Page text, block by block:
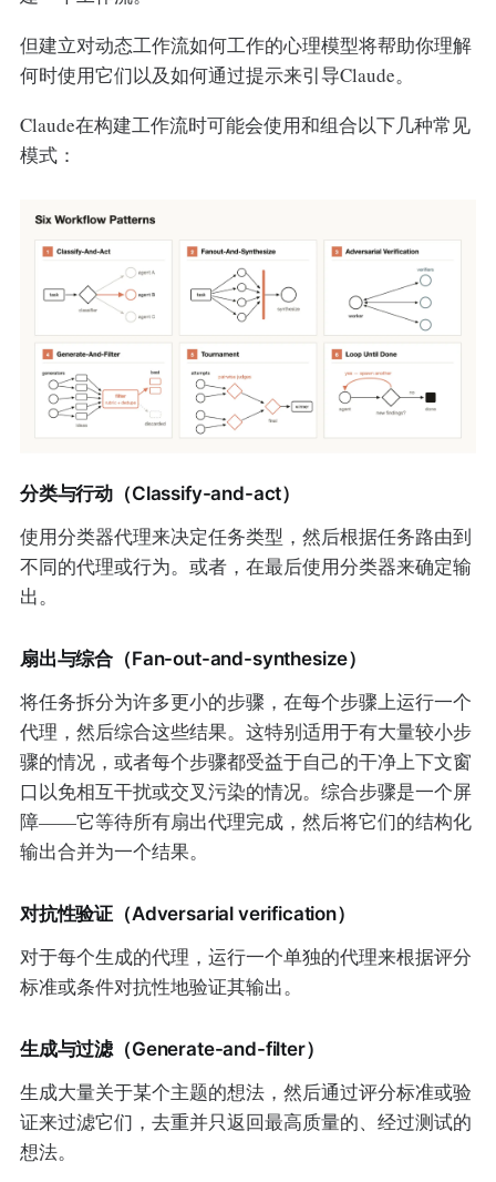
但建立对动态工作流如何工作的心理模型将帮助你理解
何时使用它们以及如何通过提示来引导Claude。
Claude在构建工作流时可能会使用和组合以下几种常见
模式：
分类与行动（Classify-and-act）
使用分类器代理来决定任务类型，然后根据任务路由到
不同的代理或行为。或者，在最后使用分类器来确定输
出。
扇出与综合（Fan-out-and-synthesize）
将任务拆分为许多更小的步骤，在每个步骤上运行一个
代理，然后综合这些结果。这特别适用于有大量较小步
骤的情况，或者每个步骤都受益于自己的干净上下文窗
口以免相互干扰或交叉污染的情况。综合步骤是一个屏
障——它等待所有扇出代理完成，然后将它们的结构化
输出合并为一个结果。
对抗性验证（Adversarial verification）
对于每个生成的代理，运行一个单独的代理来根据评分
标准或条件对抗性地验证其输出。
生成与过滤（Generate-and-filter）
生成大量关于某个主题的想法，然后通过评分标准或验
证来过滤它们，去重并只返回最高质量的、经过测试的
想法。